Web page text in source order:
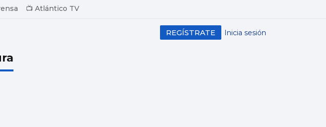
📺 Atlántico TV
Inicia sesión
REGÍSTRATE